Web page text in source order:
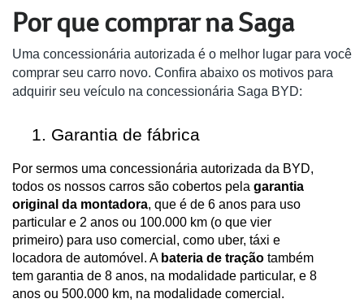
Por que comprar na Saga
Uma concessionária autorizada é o melhor lugar para você
comprar seu carro novo. Confira abaixo os motivos para
adquirir seu veículo na concessionária Saga BYD:
Garantia de fábrica
Por sermos uma concessionária autorizada da BYD,
todos os nossos carros são cobertos pela garantia
original da montadora, que é de 6 anos para uso
particular e 2 anos ou 100.000 km (o que vier
primeiro) para uso comercial, como uber, táxi e
locadora de automóvel. A bateria de tração também
tem garantia de 8 anos, na modalidade particular, e 8
anos ou 500.000 km, na modalidade comercial.